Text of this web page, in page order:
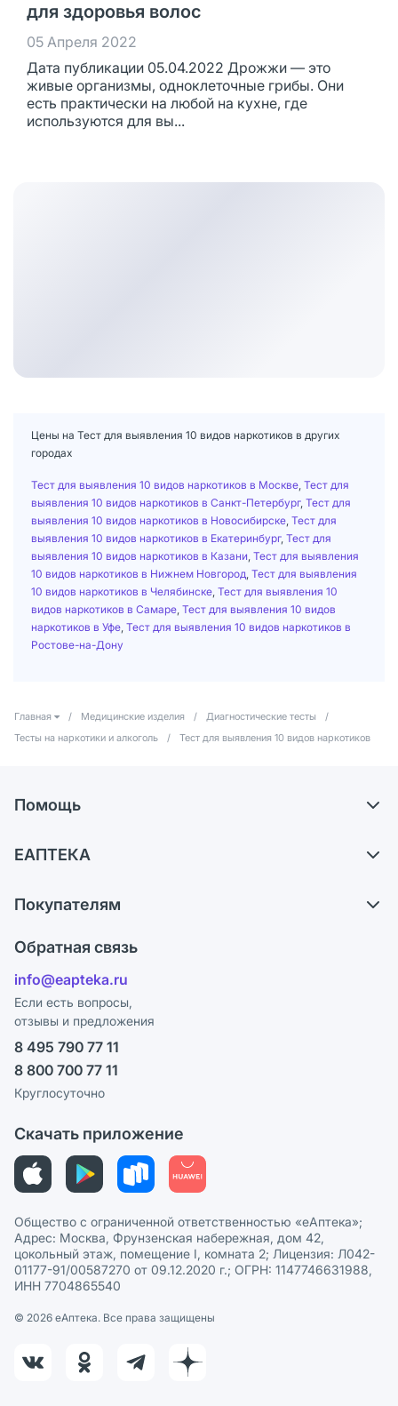
для здоровья волос
05 Апреля 2022
Дата публикации 05.04.2022 Дрожжи — это
живые организмы, одноклеточные грибы. Они
есть практически на любой на кухне, где
используются для вы...
Цены на Тест для выявления 10 видов наркотиков в других
городах
Тест для выявления 10 видов наркотиков в Москве Тест для
выявления 10 видов наркотиков в Санкт-Петербург, Тест для
выявления 10 видов наркотиков в Новосибирске Тест для
выявления 10 видов наркотиков в Екатеринбург, Тест для
выявления 10 видов наркотиков в Казани Тест для выявления
10 видов наркотиков в Нижнем Новгород Тест для выявления
10 видов наркотиков в Челябинске Тест для выявления 10
видов наркотиков в Самаре Тест для выявления 10 видов
наркотиков в Уфе Тест для выявления 10 видов наркотиков в
Ростове-на-Дону
Главная / Медицинские изделия / Диагностические тесты
/
Тесты на наркотики и алкоголь
/ Тест для выявления 10 видов наркотиков
Помощь
Обмен и возврат
Блог
ЕАПТЕКА
Карьера
Поставщики
Лицензия
Реклама на сайте
Ваши товары на ЕАПТЕКЕ
СМИ о нас
Покупателям
Программа СберСпасибо
Политика конфиденциальности
Пользовательское соглашение
Политика рекомендаций
Политика в отношении обработки персональных данных
Обратная связь
info@eapteka.ru
Если есть вопросы,
отзывы и предложения
8 495 790 77 11
8 800 700 77 11
Круглосуточно
Скачать приложение
Общество с ограниченной ответственностью «еАптека»;
Адрес: Москва, Фрунзенская набережная, дом 42,
цокольный этаж, помещение I, комната 2; Лицензия: Л042-
01177-91/00587270 от 09.12.2020 г.; ОГРН: 1147746631988,
ИНН 7704865540
© 2026 eАптека. Все права защищены